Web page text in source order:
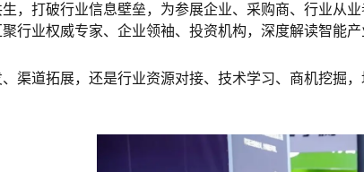
，打破行业信息壁垒，为参展企业、采购商、行业从
行业权威专家、企业领袖、投资机构，深度解读智能
渠道拓展，还是行业资源对接、技术学习、商机挖掘